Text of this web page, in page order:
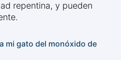
repentina, y pueden
mi gato del monóxido de